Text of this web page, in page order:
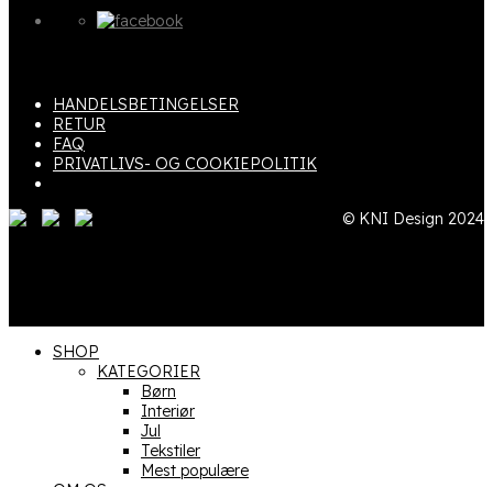
HANDELSBETINGELSER
RETUR
FAQ
PRIVATLIVS- OG COOKIEPOLITIK
© KNI Design 2024
SHOP
KATEGORIER
Børn
Interiør
Jul
Tekstiler
Mest populære